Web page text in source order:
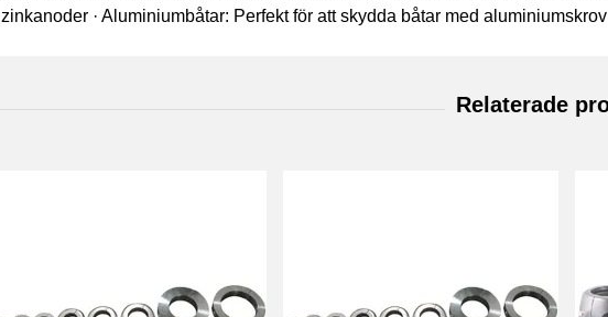
zinkanoder · Aluminiumbåtar: Perfekt för att skydda båtar med aluminiumskrov